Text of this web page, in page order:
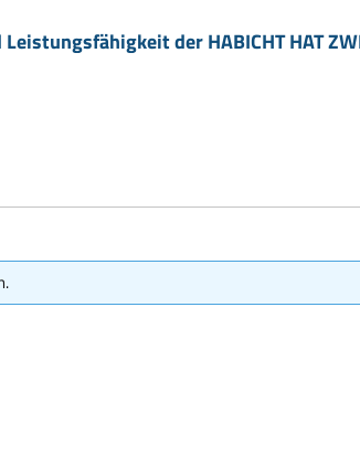
der HABICHT HAT